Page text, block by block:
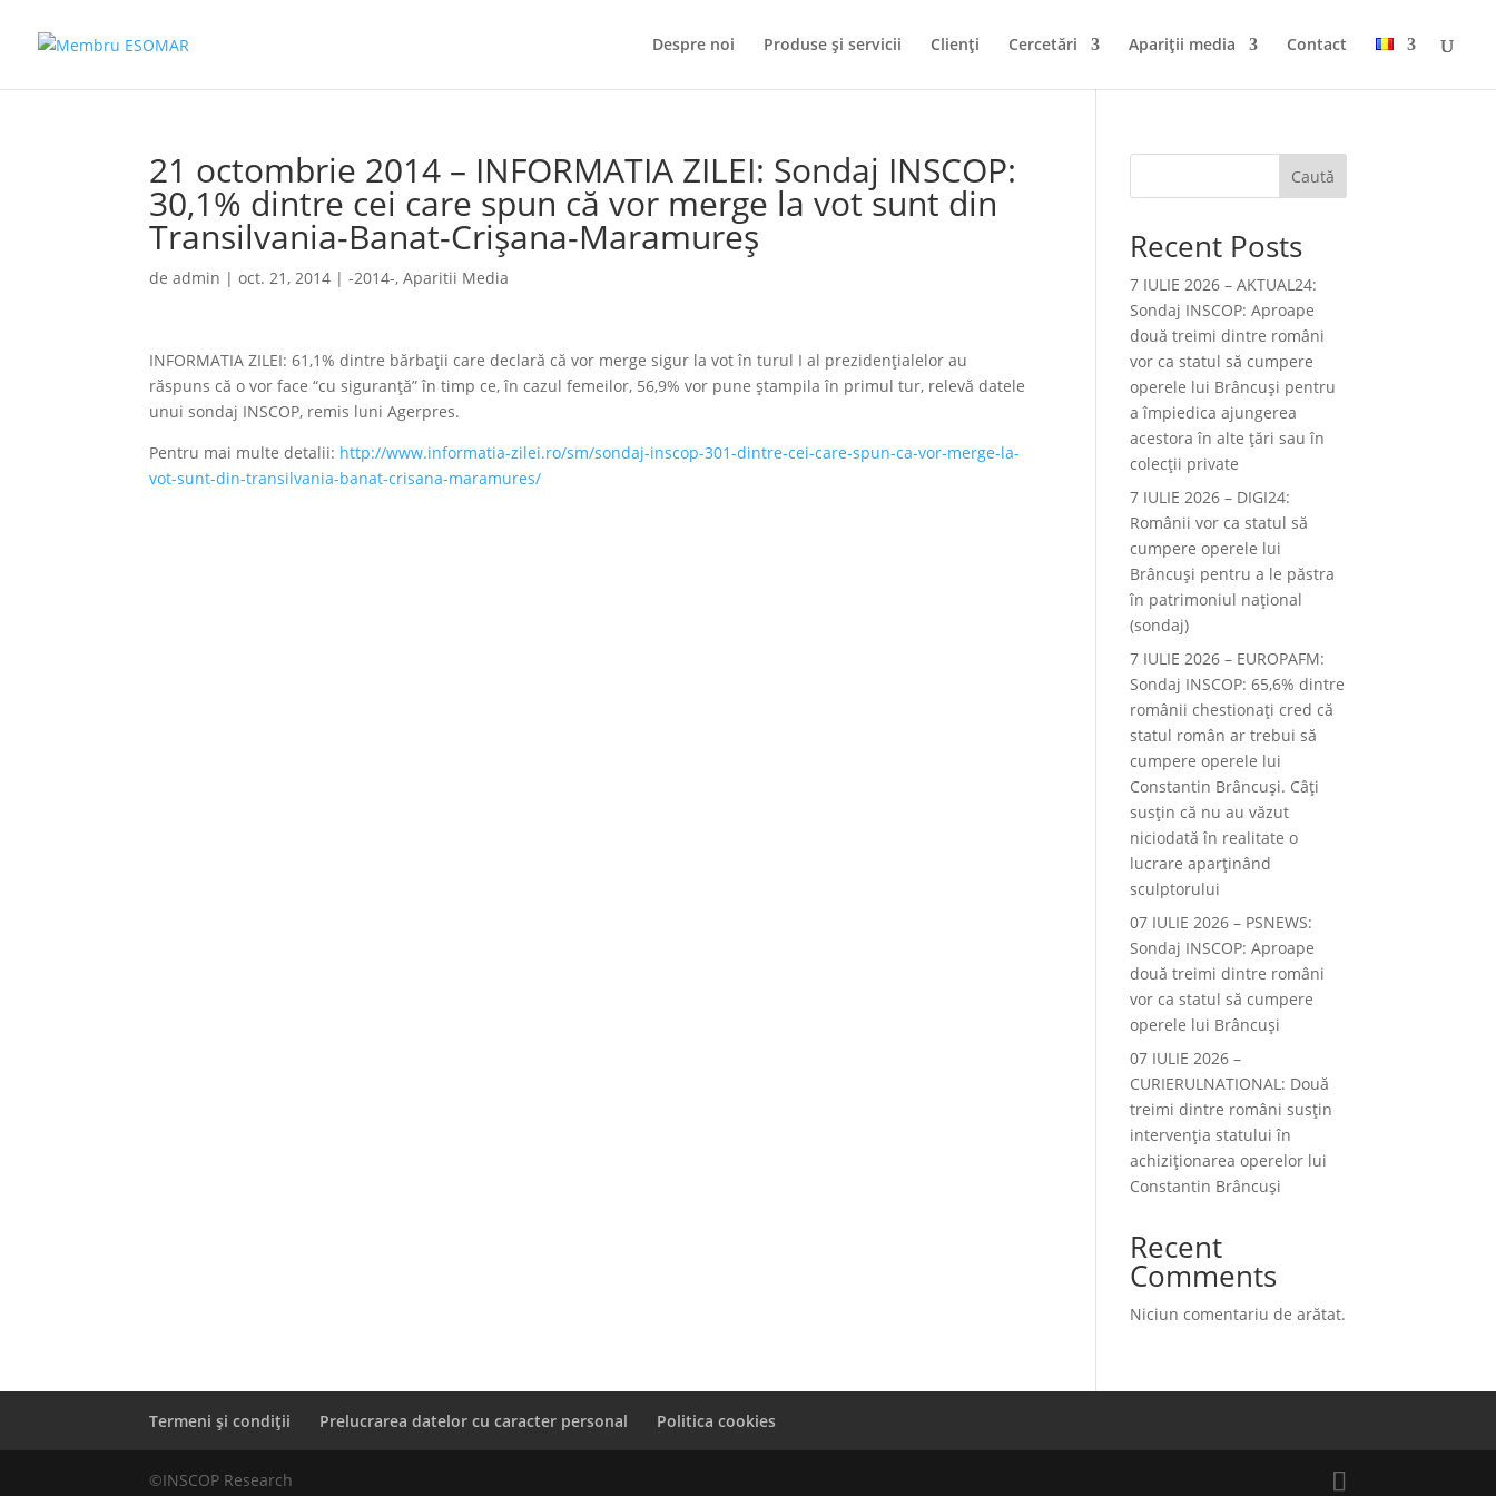
Despre noi Produse și servicii Clienți Cercetări Apariții media Contact
21 octombrie 2014 – INFORMATIA ZILEI: Sondaj INSCOP:
30,1% dintre cei care spun că vor merge la vot sunt din
Transilvania-Banat-Crişana-Maramureş
deadmin |oct. 21, 2014 |-2014-,Aparitii Media
INFORMATIA ZILEI: 61,1% dintre bărbaţii care declară că vor merge sigur la vot în turul I al prezidenţialelor au
răspuns că o vor face “cu siguranţă” în timp ce, în cazul femeilor, 56,9% vor pune ştampila în primul tur, relevă datele
unui sondaj INSCOP, remis luni Agerpres.
Pentru mai multe detalii: http://www.informatia-zilei.ro/sm/sondaj-inscop-301-dintre-cei-care-spun-ca-vor-merge-la-
vot-sunt-din-transilvania-banat-crisana-maramures/
Caută
Recent Posts
7 IULIE 2026 – AKTUAL24:
Sondaj INSCOP: Aproape
două treimi dintre români
vor ca statul să cumpere
operele lui Brâncuşi pentru
a împiedica ajungerea
acestora în alte ţări sau în
colecţii private
7 IULIE 2026 – DIGI24:
Românii vor ca statul să
cumpere operele lui
Brâncuși pentru a le păstra
în patrimoniul național
(sondaj)
7 IULIE 2026 – EUROPAFM:
Sondaj INSCOP: 65,6% dintre
românii chestionați cred că
statul român ar trebui să
cumpere operele lui
Constantin Brâncuși. Câți
susțin că nu au văzut
niciodată în realitate o
lucrare aparținând
sculptorului
07 IULIE 2026 – PSNEWS:
Sondaj INSCOP: Aproape
două treimi dintre români
vor ca statul să cumpere
operele lui Brâncuși
07 IULIE 2026 –
CURIERULNATIONAL: Două
treimi dintre români susțin
intervenția statului în
achiziționarea operelor lui
Constantin Brâncuși
Recent
Comments
Niciun comentariu de arătat.
Termeni și condiții Prelucrarea datelor cu caracter personal Politica cookies
©INSCOP Research